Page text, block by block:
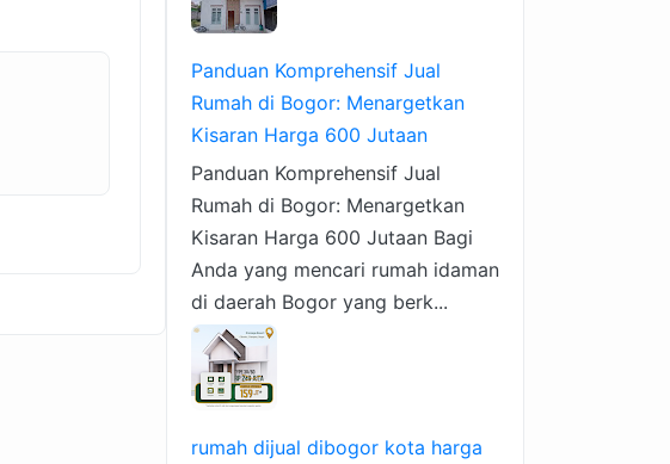
Panduan Komprehensif Jual
Rumah di Bogor: Menargetkan
Kisaran Harga 600 Jutaan
Panduan Komprehensif Jual
Rumah di Bogor: Menargetkan
Kisaran Harga 600 Jutaan Bagi
Anda yang mencari rumah idaman
di daerah Bogor yang berk...
rumah dijual dibogor kota harga